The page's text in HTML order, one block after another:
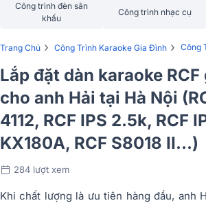
Công trình đèn sân
khấu
Công trình nhạc cụ
Trang Chủ › Công Trình Karaoke Gia Đình › Công
Lắp đặt dàn karaoke
cho anh Hải tại Hà Nội
4112, RCF IPS 2.5k, RCF
KX180A, RCF S8018 II...)
284 lượt xem
Khi chất lượng là ưu tiên hàng đầu, anh